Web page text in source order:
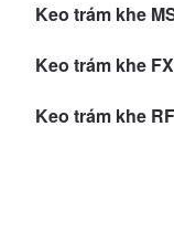
Keo trám khe
Keo trám khe
Keo trám khe